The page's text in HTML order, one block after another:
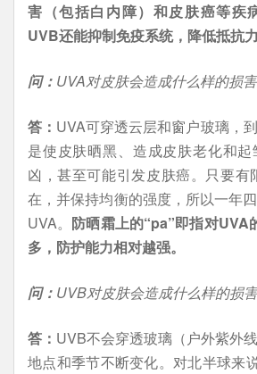
害（包括白内障）和皮肤癌等疾
UVB还能抑制免疫系统，降低抵抗力
问： UVA对皮肤会造成什么样的损
答： UVA可穿透云层和窗户玻璃，
是使皮肤晒黑、造成皮肤老化和
凶，甚至可能引发皮肤癌。只要有
在，并保持均衡的强度，所以一年
UVA。 防晒霜上的“pa”即指对UVA
多，防护能力相对越强。
问： UVB对皮肤会造成什么样的损
答： UVB不会穿透玻璃（户外紫外
地点和季节不断变化。对北半球来